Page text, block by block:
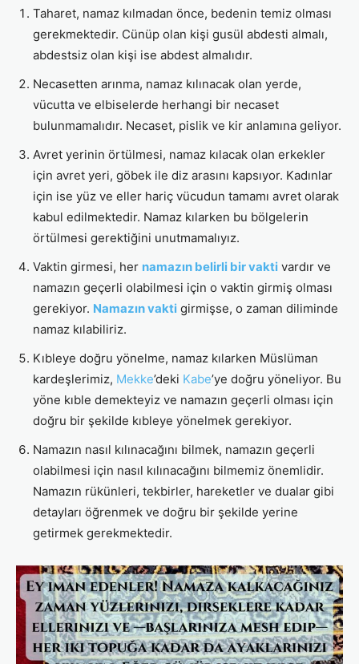
Taharet, namaz kılmadan önce, bedenin temiz olması
gerekmektedir. Cünüp olan kişi gusül abdesti almalı,
abdestsiz olan kişi ise abdest almalıdır.
Necasetten arınma, namaz kılınacak olan yerde,
vücutta ve elbiselerde herhangi bir necaset
bulunmamalıdır. Necaset, pislik ve kir anlamına geliyor.
Avret yerinin örtülmesi, namaz kılacak olan erkekler
için avret yeri, göbek ile diz arasını kapsıyor. Kadınlar
için ise yüz ve eller hariç vücudun tamamı avret olarak
kabul edilmektedir. Namaz kılarken bu bölgelerin
örtülmesi gerektiğini unutmamalıyız.
Vaktin girmesi, her namazın belirli bir vakti vardır ve
namazın geçerli olabilmesi için o vaktin girmiş olması
gerekiyor. Namazın vakti girmişse, o zaman diliminde
namaz kılabiliriz.
Kıbleye doğru yönelme, namaz kılarken Müslüman
kardeşlerimiz, Mekke’deki Kabe’ye doğru yöneliyor. Bu
yöne kıble demekteyiz ve namazın geçerli olması için
doğru bir şekilde kıbleye yönelmek gerekiyor.
Namazın nasıl kılınacağını bilmek, namazın geçerli
olabilmesi için nasıl kılınacağını bilmemiz önemlidir.
Namazın rükünleri, tekbirler, hareketler ve dualar gibi
detayları öğrenmek ve doğru bir şekilde yerine
getirmek gerekmektedir.